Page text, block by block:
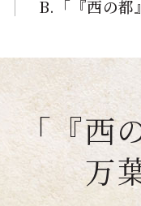
B.「『西の都
「『西
万